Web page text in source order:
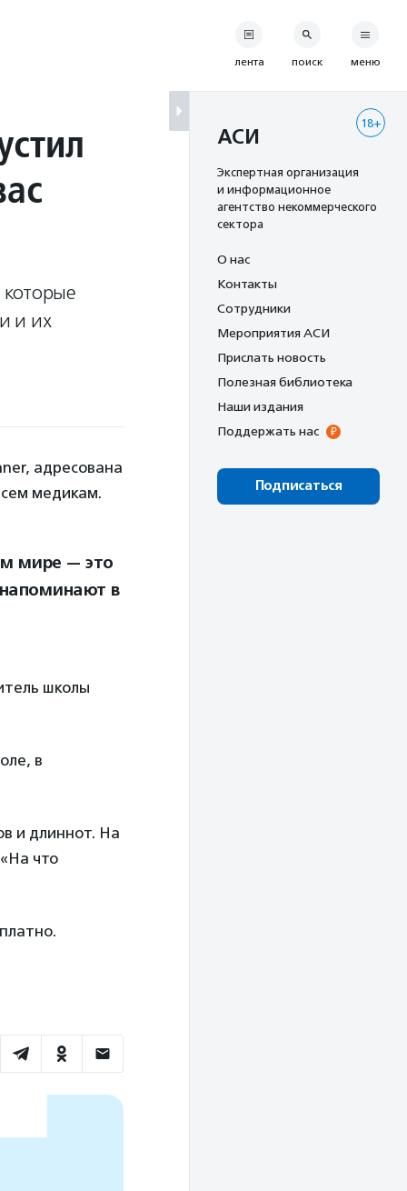
и их
адресована
медикам.
мире — это
в
школы
в
и длиннот. На
что
лента поиск меню
18+
АСИ
Экспертная организация
и информационное
агентство некоммерческого
сектора
О нас
Контакты
Сотрудники
Мероприятия АСИ
Прислать новость
Полезная библиотека
Наши издания
Поддержать нас
Подписаться